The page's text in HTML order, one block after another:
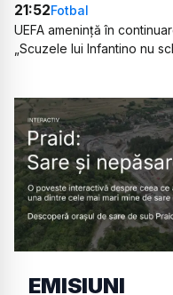
21:52Fotbal
UEFA amenință în
„Scuzele lui Infantino nu
EMISIUNI